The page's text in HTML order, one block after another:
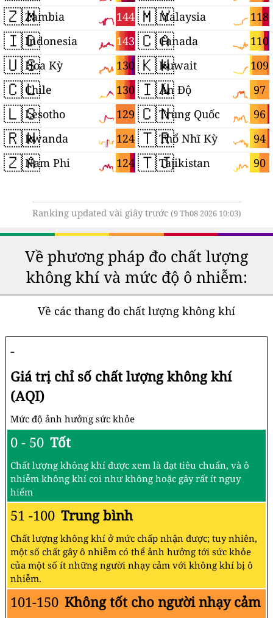
🇿🇲
144
Zambia
🇮🇩 143
Indonesia
🇺🇸 130
Hoa Kỳ
🇨🇱 130
Chile
🇱🇸 129
Lesotho
🇷🇼 124
Rwanda
🇿🇦 124
Nam Phi
🇲🇾
118
Malaysia
🇨🇦 110
Canada
🇰🇼 109
Kuwait
🇮🇳 97
Ấn Độ
🇨🇳 96
Trung Quốc
🇹🇷 94
Thổ Nhĩ Kỳ
🇹🇯 90
Tajikistan
Ranking updated vài giây trước (9 Th08 2026 10:03)
Về phương pháp đo chất lượng
không khí và mức độ ô nhiễm:
Về các thang đo chất lượng không khí
-
Giá trị chỉ số chất lượng không khí
(AQI)
Mức độ ảnh hưởng sức khỏe
0 - 50 Tốt
Chất lượng không khí được xem là đạt tiêu chuẩn, và ô
nhiễm không khí coi như không hoặc gây rất ít nguy
hiểm
51 -100 Trung bình
Chất lượng không khí ở mức chấp nhận được; tuy nhiên,
một số chất gây ô nhiễm có thể ảnh hưởng tới sức khỏe
của một số ít những người nhạy cảm với không khí bị ô
nhiễm.
101-150 Không tốt cho người nhạy cảm